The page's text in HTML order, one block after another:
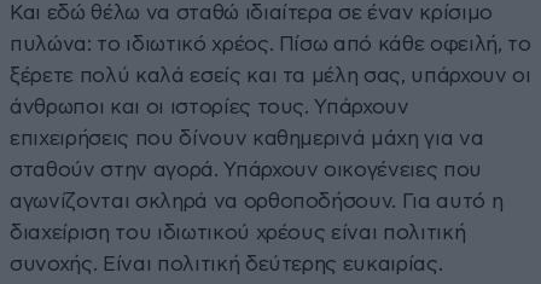
Και εδώ θέλω να σταθώ ιδιαίτερα σε έναν κρίσιμο
πυλώνα: το ιδιωτικό χρέος. Πίσω από κάθε οφειλή, το
ξέρετε πολύ καλά εσείς και τα μέλη σας, υπάρχουν οι
άνθρωποι και οι ιστορίες τους. Υπάρχουν
επιχειρήσεις που δίνουν καθημερινά μάχη για να
σταθούν στην αγορά. Υπάρχουν οικογένειες που
αγωνίζονται σκληρά να ορθοποδήσουν. Για αυτό η
διαχείριση του ιδιωτικού χρέους είναι πολιτική
συνοχής. Είναι πολιτική δεύτερης ευκαιρίας.